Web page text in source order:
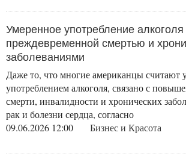
Умеренное употребление алкоголя
преждевременной смертью и
заболеваниями
Даже то, что многие американцы считают
употреблением алкоголя, связано с
смерти, инвалидности и хронических
рак и болезни сердца, согласно
09.06.2026 12:00 Бизнес и Красота